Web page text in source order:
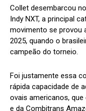
Collet desembarcou
Indy NXT, a principal
movimento se provou
2025, quando o
campeão do torneio.
Foi justamente essa
rápida capacidade de
ovais americanos,
e da Combitrans